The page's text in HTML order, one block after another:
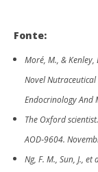
Fonte:
Moré, M., &
Novel
Endocrinology And
The Oxford
AOD‑9604.
Ng, F. M., Sun, J.,